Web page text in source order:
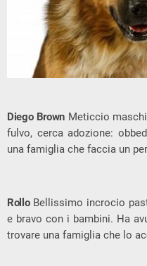
Diego Brown Meticcio
fulvo, cerca adozione:
una famiglia che faccia un
Rollo Bellissimo incrocio
e bravo con i bambini. Ha
trovare una famiglia che lo